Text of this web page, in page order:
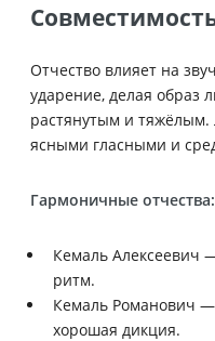
Отчество влияет на
ударение, делая образ
растянутым и
ясными гласными и
Гармоничные отчества:
Кемаль Алексеевич
ритм.
Кемаль Романович
хорошая дикция.